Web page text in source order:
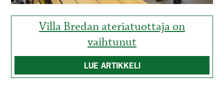
Villa Bredan ateriatuottaja on
vaihtunut
LUE ARTIKKELI